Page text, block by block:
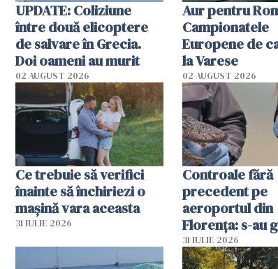
UPDATE: Coliziune
între două elicoptere
de salvare în Grecia.
Doi oameni au murit
02 AUGUST 2026
Aur pentru
Campionatele
Europene de
la Varese
02 AUGUST 2026
Ce trebuie să verifici
înainte să închiriezi o
mașină vara aceasta
31 IULIE 2026
Controale fără
precedent pe
aeroportul din
Florența: s-au
capete de
sumă imensă
31 IULIE 2026